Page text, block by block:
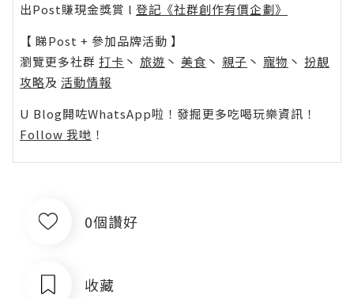
出Post賺現金獎賞 l 登記《社群創作有價企劃》
【 睇Post + 參加品牌活動 】
瀏覽更多社群 打卡 丶 旅遊 丶 美食 丶 親子 丶 寵物 丶 扮靚
攻略及 活動情報
U Blog開咗WhatsApp啦！發掘更多吃喝玩樂資訊！
Follow 我哋 ！
0個讚好
收藏